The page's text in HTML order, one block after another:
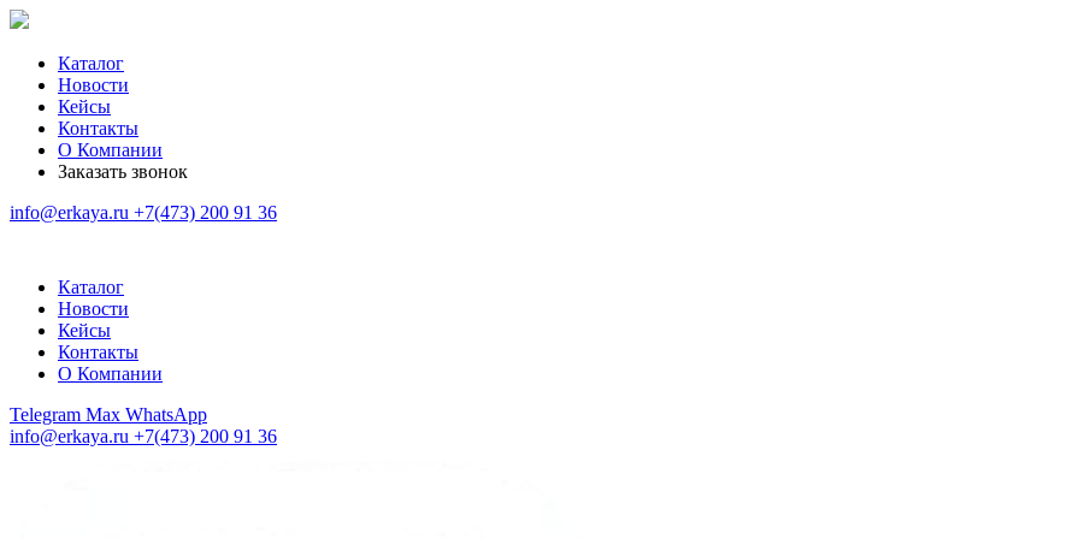
Каталог
Новости
Кейсы
Контакты
О Компании
Заказать звонок
info@erkaya.ru +7(473) 200 91 36
Каталог
Новости
Кейсы
Контакты
О Компании
Telegram Max WhatsApp
info@erkaya.ru +7(473) 200 91 36